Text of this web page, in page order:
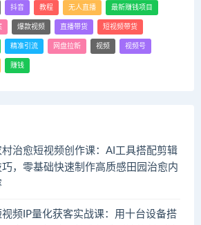
抖音 教程 无人直播 最新赚钱项目
爆款视频 直播带货 短视频带货
精准引流 网盘拉新 视频 视频号
赚钱
村治愈短视频创作课：AI工具搭配剪辑
巧，零基础快速制作高质感田园治愈内
视频IP量化获客实战课：用十台设备搭